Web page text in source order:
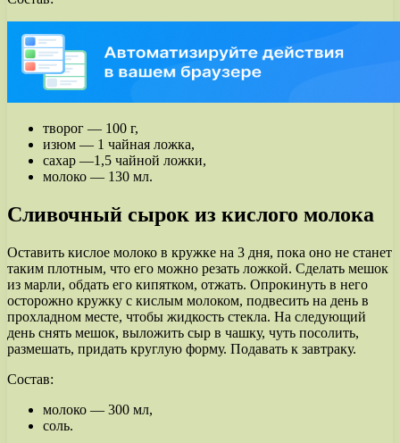
творог — 100 г,
изюм — 1 чайная ложка,
сахар —1,5 чайной ложки,
молоко — 130 мл.
Сливочный сырок из кислого молока
Оставить кислое молоко в кружке на 3 дня, пока оно не станет
таким плотным, что его можно резать ложкой. Сделать мешок
из марли, обдать его кипятком, отжать. Опрокинуть в него
осторожно кружку с кислым молоком, подвесить на день в
прохладном месте, чтобы жидкость стекла. На следующий
день снять мешок, выложить сыр в чашку, чуть посолить,
размешать, придать круглую форму. Подавать к завтраку.
Состав:
молоко — 300 мл,
соль.